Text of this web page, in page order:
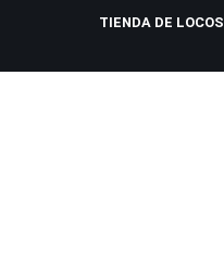
TIENDA DE LOCOS